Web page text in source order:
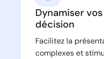
Dynamiser
décision
Facilitez la
complexes et